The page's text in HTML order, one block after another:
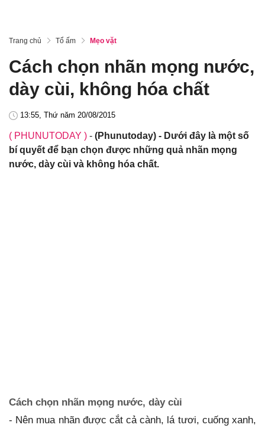
Trang chủ Tổ ấm Mẹo vặt
Cách chọn nhãn mọng nước,
dày cùi, không hóa chất
13:55, Thứ năm 20/08/2015
( PHUNUTODAY ) - (Phunutoday) - Dưới đây là một số
bí quyết để bạn chọn được những quả nhãn mọng
nước, dày cùi và không hóa chất.
Cách chọn nhãn mọng nước, dày cùi
- Nên mua nhãn được cắt cả cành, lá tươi, cuống xanh,